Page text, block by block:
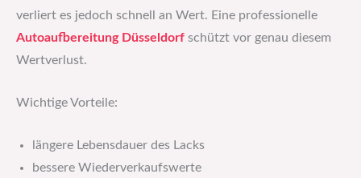
verliert es jedoch schnell an Wert. Eine professionelle
Autoaufbereitung Düsseldorf schützt vor genau diesem
Wertverlust.
Wichtige Vorteile:
längere Lebensdauer des Lacks
bessere Wiederverkaufswerte